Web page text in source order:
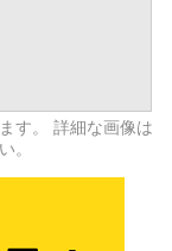
す。 詳細な画像は
。